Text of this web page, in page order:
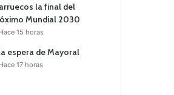
la final del
Mundial 2030
Hace 15 horas
espera de Mayoral
Hace 17 horas